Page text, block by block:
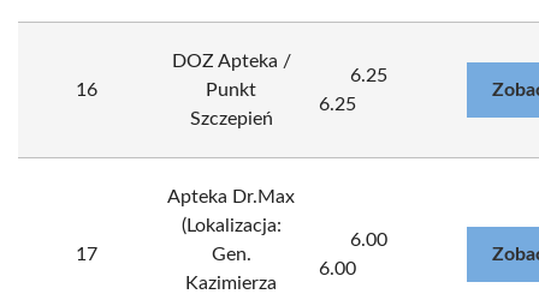
16
DOZ Apteka /
Punkt
Szczepień
6.25
6.25
17
Apteka Dr.Max
(Lokalizacja:
Gen.
Kazimierza
6.00
6.00